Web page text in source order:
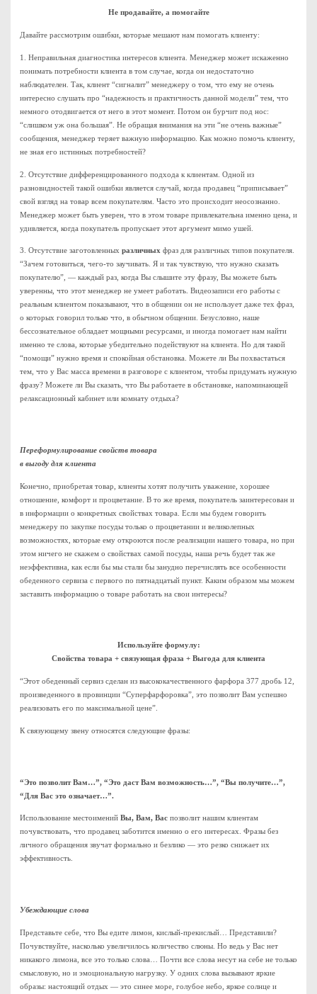
Не продавайте, а помогайте
Давайте рассмотрим ошибки, которые мешают нам помогать клиенту:
1. Неправильная диагностика интересов клиента. Менеджер может искаженно
понимать потребности клиента в том случае, когда он недостаточно
наблюдателен. Так, клиент “сигналит” менеджеру о том, что ему не очень
интересно слушать про “надежность и практичность данной модели” тем, что
немного отодвигается от него в этот момент. Потом он бурчит под нос:
“слишком уж она большая”. Не обращая внимания на эти “не очень важные”
сообщения, менеджер теряет важную информацию. Как можно помочь клиенту,
не зная его истинных потребностей?
2. Отсутствие дифференцированного подхода к клиентам. Одной из
разновидностей такой ошибки является случай, когда продавец “приписывает”
свой взгляд на товар всем покупателям. Часто это происходит неосознанно.
Менеджер может быть уверен, что в этом товаре привлекательна именно цена, и
удивляется, когда покупатель пропускает этот аргумент мимо ушей.
3. Отсутствие заготовленных различных фраз для различных типов покупателя.
“Зачем готовиться, чего-то заучивать. Я и так чувствую, что нужно сказать
покупателю”, — каждый раз, когда Вы слышите эту фразу, Вы можете быть
уверенны, что этот менеджер не умеет работать. Видеозаписи его работы с
реальным клиентом показывают, что в общении он не использует даже тех фраз,
о которых говорил только что, в обычном общении. Безусловно, наше
бессознательное обладает мощными ресурсами, и иногда помогает нам найти
именно те слова, которые убедительно подействуют на клиента. Но для такой
“помощи” нужно время и спокойная обстановка. Можете ли Вы похвастаться
тем, что у Вас масса времени в разговоре с клиентом, чтобы придумать нужную
фразу? Можете ли Вы сказать, что Вы работаете в обстановке, напоминающей
релаксационный кабинет или комнату отдыха?
Переформулирование свойств товара
в выгоду для клиента
Конечно, приобретая товар, клиенты хотят получить уважение, хорошее
отношение, комфорт и процветание. В то же время, покупатель заинтересован и
в информации о конкретных свойствах товара. Если мы будем говорить
менеджеру по закупке посуды только о процветании и великолепных
возможностях, которые ему откроются после реализации нашего товара, но при
этом ничего не скажем о свойствах самой посуды, наша речь будет так же
неэффективна, как если бы мы стали бы занудно перечислять все особенности
обеденного сервиза с первого по пятнадцатый пункт. Каким образом мы можем
заставить информацию о товаре работать на свои интересы?
Используйте формулу:
Свойства товара + связующая фраза + Выгода для клиента
“Этот обеденный сервиз сделан из высококачественного фарфора 377 дробь 12,
произведенного в провинции “Суперфарфоровка”, это позволит Вам успешно
реализовать его по максимальной цене”.
К связующему звену относятся следующие фразы:
“Это позволит Вам…”, “Это даст Вам возможность…”, “Вы получите…”,
“Для Вас это означает…”.
Использование местоимений Вы, Вам, Васпозволит нашим клиентам
почувствовать, что продавец заботится именно о его интересах. Фразы без
личного обращения звучат формально и безлико — это резко снижает их
эффективность.
Убеждающие слова
Представьте себе, что Вы едите лимон, кислый-прекислый… Представили?
Почувствуйте, насколько увеличилось количество слюны. Но ведь у Вас нет
никакого лимона, все это только слова… Почти все слова несут на себе не только
смысловую, но и эмоциональную нагрузку. У одних слова вызывают яркие
образы: настоящий отдых — это синее море, голубое небо, яркое солнце и